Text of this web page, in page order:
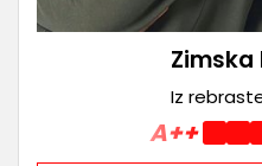
Zimska
Iz
A++